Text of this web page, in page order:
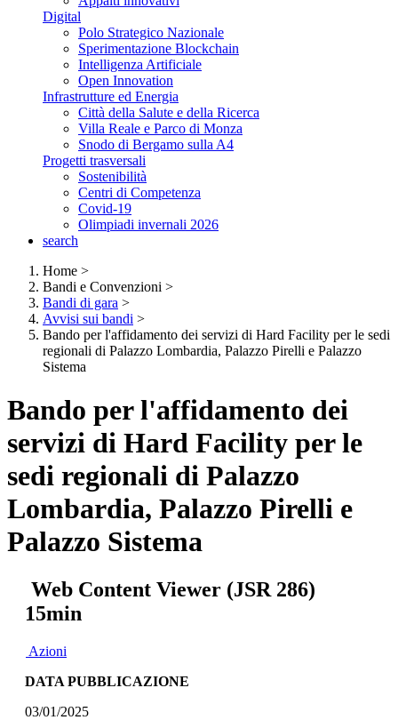
Digital
Polo Strategico Nazionale
Sperimentazione Blockchain
Intelligenza Artificiale
Open Innovation
Infrastrutture ed Energia
Città della Salute e della Ricerca
Villa Reale e Parco di Monza
Snodo di Bergamo sulla A4
Progetti trasversali
Sostenibilità
Centri di Competenza
Covid-19
Olimpiadi invernali 2026
search
Home >
Bandi e Convenzioni >
Bandi di gara >
Avvisi sui bandi >
Bando per l'affidamento dei servizi di Hard Facility per le sedi
regionali di Palazzo Lombardia, Palazzo Pirelli e Palazzo
Sistema
Bando per l'affidamento dei
servizi di Hard Facility per le
sedi regionali di Palazzo
Lombardia, Palazzo Pirelli e
Palazzo Sistema
Web Content Viewer (JSR 286)
15min
Azioni
DATA PUBBLICAZIONE
03/01/2025